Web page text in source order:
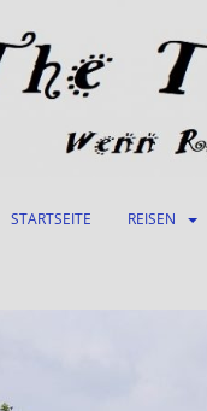
STARTSEITE REISEN